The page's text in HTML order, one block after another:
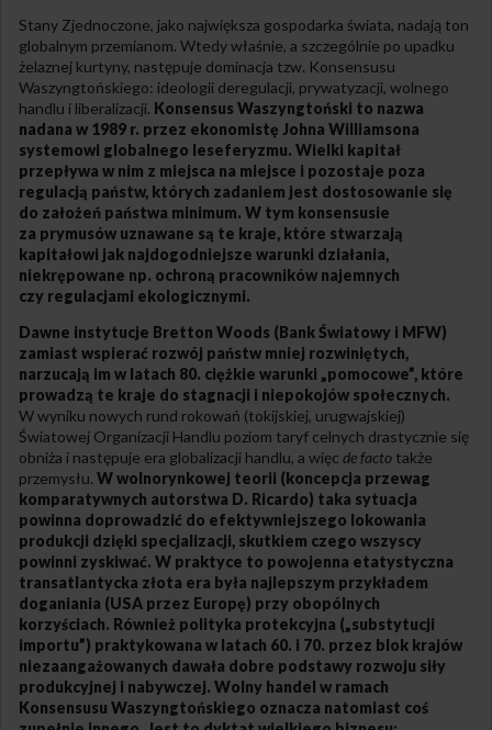
Stany Zjednoczone, jako największa gospodarka świata, nadają ton
globalnym przemianom. Wtedy właśnie, a szczególnie po upadku
żelaznej kurtyny, następuje dominacja tzw. Konsensusu
Waszyngtońskiego: ideologii deregulacji, prywatyzacji, wolnego
handlu i liberalizacji. Konsensus Waszyngtoński to nazwa
nadana w 1989 r. przez ekonomistę Johna Williamsona
systemowi globalnego leseferyzmu. Wielki kapitał
przepływa w nim z miejsca na miejsce i pozostaje poza
regulacją państw, których zadaniem jest dostosowanie się
do założeń państwa minimum. W tym konsensusie
za prymusów uznawane są te kraje, które stwarzają
kapitałowi jak najdogodniejsze warunki działania,
niekrępowane np. ochroną pracowników najemnych
czy regulacjami ekologicznymi.
Dawne instytucje Bretton Woods (Bank Światowy i MFW)
zamiast wspierać rozwój państw mniej rozwiniętych,
narzucają im w latach 80. ciężkie warunki „pomocowe”, które
prowadzą te kraje do stagnacji i niepokojów społecznych.
W wyniku nowych rund rokowań (tokijskiej, urugwajskiej)
Światowej Organizacji Handlu poziom taryf celnych drastycznie się
obniża i następuje era globalizacji handlu, a więc de facto także
przemysłu. W wolnorynkowej teorii (koncepcja przewag
komparatywnych autorstwa D. Ricardo) taka sytuacja
powinna doprowadzić do efektywniejszego lokowania
produkcji dzięki specjalizacji, skutkiem czego wszyscy
powinni zyskiwać. W praktyce to powojenna etatystyczna
transatlantycka złota era była najlepszym przykładem
doganiania (USA przez Europę) przy obopólnych
korzyściach. Również polityka protekcyjna („substytucji
importu”) praktykowana w latach 60. i 70. przez blok krajów
niezaangażowanych dawała dobre podstawy rozwoju siły
produkcyjnej i nabywczej. Wolny handel w ramach
Konsensusu Waszyngtońskiego oznacza natomiast coś